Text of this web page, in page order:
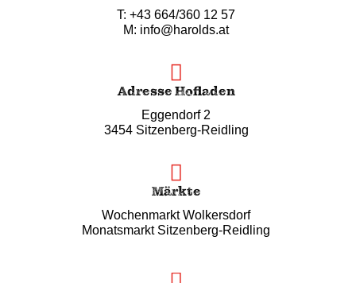
T: +43 664/360 12 57
M: info@harolds.at
Adresse Hofladen
Eggendorf 2
3454 Sitzenberg-Reidling
Märkte
Wochenmarkt Wolkersdorf
Monatsmarkt Sitzenberg-Reidling